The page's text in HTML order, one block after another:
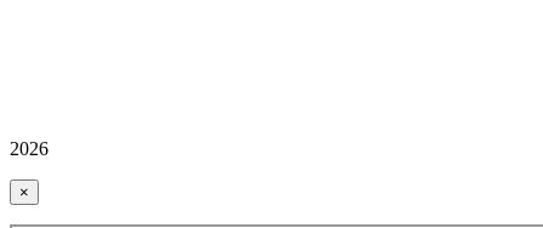
2026
×